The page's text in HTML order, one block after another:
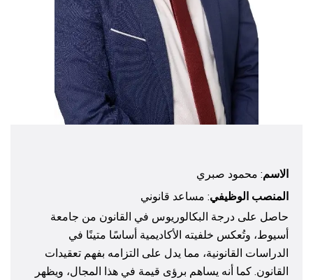
الاسم: محمود صبري
المنصب الوظيفي: مساعد قانوني
حاصل على درجة البكالوريوس في القانون من جامعة
أسيوط، وتُعكس خلفيته الأكاديمية أساسًا متينًا في
الدراسات القانونية، مما يدل على التزامه بفهم تعقيدات
القانون. كما أنه يساهم برؤى قيمة في هذا المجال، ويظهر